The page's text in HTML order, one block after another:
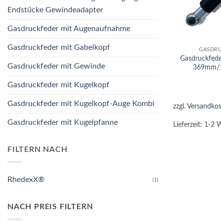
Endstücke Gewindeadapter
Gasdruckfeder mit Augenaufnahme
Gasdruckfeder mit Gabelkopf
Gasdruckfeder mit Gewinde
Gasdruckfeder mit Kugelkopf
Gasdruckfeder mit Kugelkopf-Auge Kombi
Gasdruckfeder mit Kugelpfanne
FILTERN NACH
RhedexX® (1)
NACH PREIS FILTERN
zzgl.
Lieferzeit: 1-2